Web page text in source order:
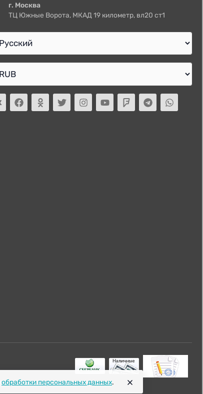
г. Москва
ТЦ Южные Ворота, МКАД 19 километр, вл20 ст1
обработки персональных данных.